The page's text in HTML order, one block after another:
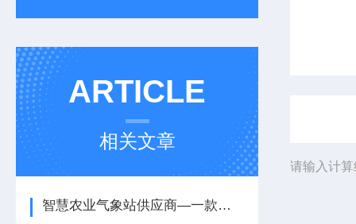
ARTICLE
相关文章
智慧农业气象站供应商—一款防止雨水侵入的生态农业气象站设备配置+派+送
请输入计